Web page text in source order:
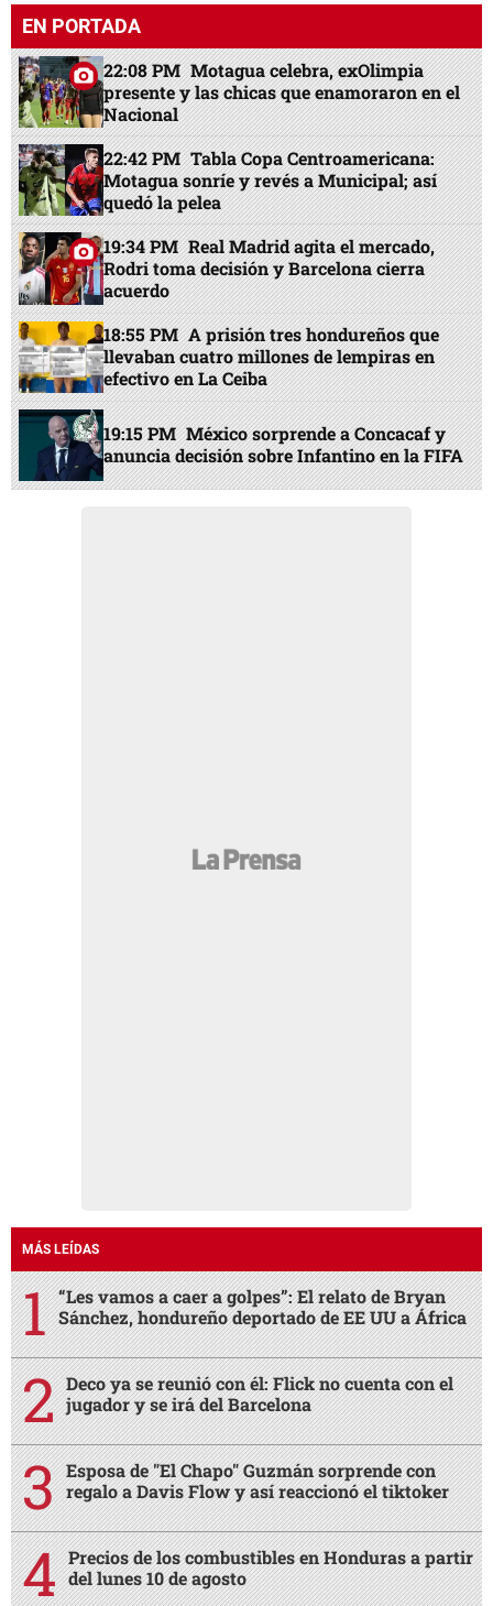
EN PORTADA
22:08 PM Motagua celebra, exOlimpia
presente y las chicas que enamoraron en el
Nacional
22:42 PM Tabla Copa Centroamericana:
Motagua sonríe y revés a Municipal; así
quedó la pelea
19:34 PM Real Madrid agita el mercado,
Rodri toma decisión y Barcelona cierra
acuerdo
18:55 PM A prisión tres hondureños que
llevaban cuatro millones de lempiras en
efectivo en La Ceiba
19:15 PM México sorprende a Concacaf y
anuncia decisión sobre Infantino en la FIFA
MÁS LEÍDAS
“Les vamos a caer a golpes”: El relato de Bryan
Sánchez, hondureño deportado de EE UU a África
Deco ya se reunió con él: Flick no cuenta con el
jugador y se irá del Barcelona
Esposa de "El Chapo" Guzmán sorprende con
regalo a Davis Flow y así reaccionó el tiktoker
Precios de los combustibles en Honduras a partir
del lunes 10 de agosto